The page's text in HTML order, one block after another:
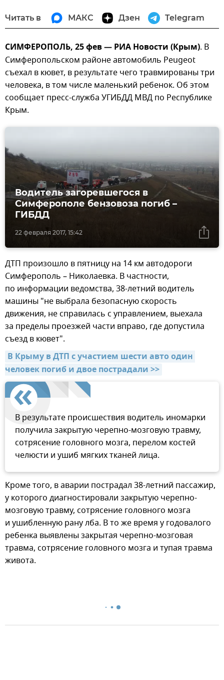
Читать в МАКС Дзен Telegram
СИМФЕРОПОЛЬ, 25 фев — РИА Новости (Крым). В
Симферопольском районе автомобиль Peugeot
съехал в кювет, в результате чего травмированы три
человека, в том числе маленький ребенок. Об этом
сообщает пресс-служба УГИБДД МВД по Республике
Крым.
22 февраля 2017, 15:42
Водитель загоревшегося в
Симферополе бензовоза погиб –
ГИБДД
ДТП произошло в пятницу на 14 км автодороги
Симферополь – Николаевка. В частности,
по информации ведомства, 38-летний водитель
машины "не выбрала безопасную скорость
движения, не справилась с управлением, выехала
за пределы проезжей части вправо, где допустила
съезд в кювет".
В Крыму в ДТП с участием шести авто один
человек погиб и двое пострадали >>
В результате происшествия водитель иномарки
получила закрытую черепно-мозговую травму,
сотрясение головного мозга, перелом костей
челюсти и ушиб мягких тканей лица.
Кроме того, в аварии пострадал 38-летний пассажир,
у которого диагностировали закрытую черепно-
мозговую травму, сотрясение головного мозга
и ушибленную рану лба. В то же время у годовалого
ребенка выявлены закрытая черепно-мозговая
травма, сотрясение головного мозга и тупая травма
живота.